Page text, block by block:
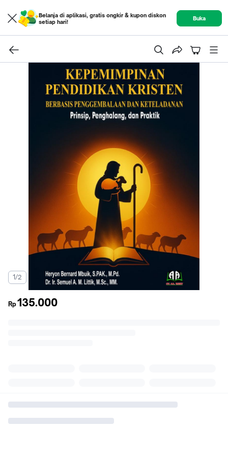
Belanja di aplikasi, gratis ongkir & kupon diskon
setiap hari!
Buka
1/2
Rp135.000